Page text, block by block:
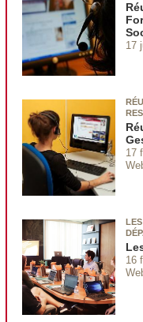
17
17
16